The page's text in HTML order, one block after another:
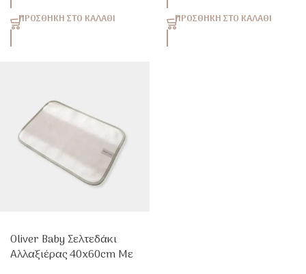
ΠΡΟΣΘΉΚΗ ΣΤΟ ΚΑΛΆΘΙ ΠΡΟΣΘΉΚΗ ΣΤΟ ΚΑΛΆΘΙ
Oliver Baby Σελτεδάκι
Αλλαξιέρας 40x60cm Με